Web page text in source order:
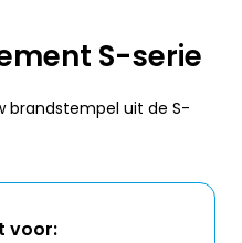
S-serie
brandstempel uit de S-
voor: